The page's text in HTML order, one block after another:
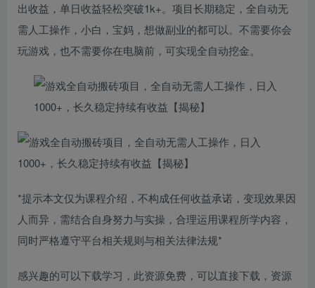
出收益，单日收益轻松突破1k+。项目长期稳定，全自动无
需人工操作，小白，宝妈，想做副业的都可以。不需要你会
玩游戏，也不需要你在电脑前，可实现全自动挖金。
*提示本文仅为课程介绍，不构成任何收益承诺，变现效果因
人而异，需结合自身努力与实操，合理运用课程所学内容，
同时严格遵守平台相关规则与相关法律法规*
感兴趣的可以下载学习，此资源免费，可以直接下载，资源